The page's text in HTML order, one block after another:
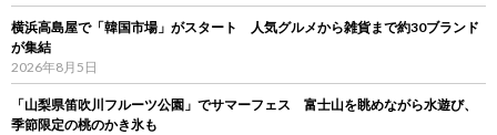
横浜高島屋で「韓国市場」がスタート 人気グルメから雑貨まで約30ブランド
が集結
2026年8月5日
「山梨県笛吹川フルーツ公園」でサマーフェス 富士山を眺めながら水遊び、
季節限定の桃のかき氷も